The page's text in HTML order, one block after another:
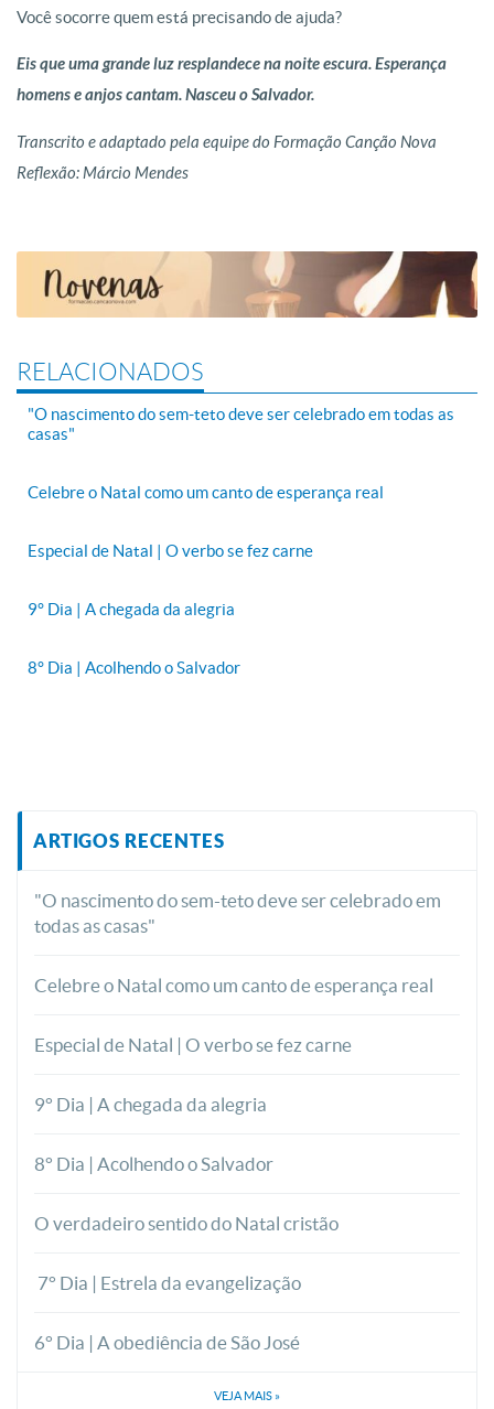
Você socorre quem está precisando de ajuda?
Eis que uma grande luz resplandece na noite escura. Esperança
homens e anjos cantam. Nasceu o Salvador.
Transcrito e adaptado pela equipe do Formação Canção Nova
Reflexão: Márcio Mendes
RELACIONADOS
"O nascimento do sem-teto deve ser celebrado em todas as
casas"
Celebre o Natal como um canto de esperança real
Especial de Natal | O verbo se fez carne
9° Dia | A chegada da alegria
8° Dia | Acolhendo o Salvador
ARTIGOS RECENTES
"O nascimento do sem-teto deve ser celebrado em
todas as casas"
Celebre o Natal como um canto de esperança real
Especial de Natal | O verbo se fez carne
9° Dia | A chegada da alegria
8° Dia | Acolhendo o Salvador
O verdadeiro sentido do Natal cristão
7° Dia | Estrela da evangelização
6° Dia | A obediência de São José
VEJA MAIS »